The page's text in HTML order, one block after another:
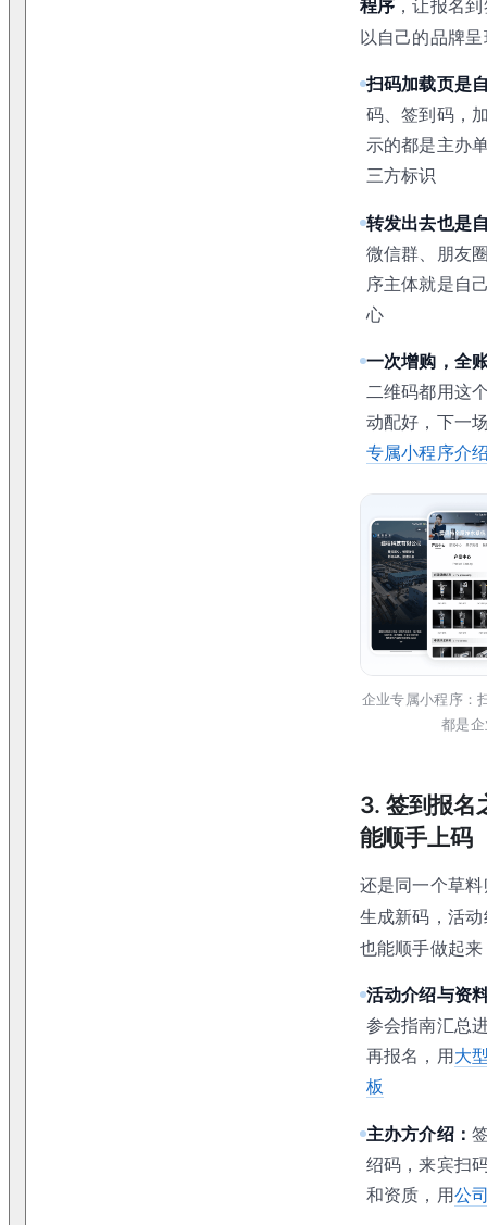
程序 ，让报名
以自己的品牌
扫码加载页是
码、签到码，
示的都是主办
三方标识
转发出去也是
微信群、朋友
序主体就是自
心
一次增购，全
二维码都用这
动配好，下一
专属小程序介
企业专属小程序：
都是
3. 签到报名
能顺手上码
还是同一个草
生成新码，活
也能顺手做起
活动介绍与资
参会指南汇总
再报名，用大
板
主办方介绍：
绍码，来宾扫
和资质，用公